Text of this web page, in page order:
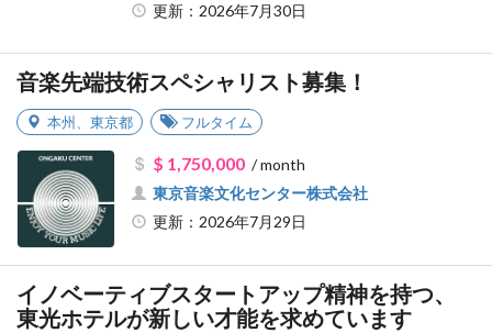
更新：2026年7月30日
音楽先端技術スペシャリスト募集！
本州 東京都 フルタイム
$ 1,750,000/ month
東京音楽文化センター株式会社
更新：2026年7月29日
イノベーティブスタートアップ精神を持つ、
東光ホテルが新しい才能を求めています